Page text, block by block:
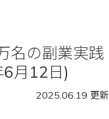
名の副業実践
月12日)
2025.06.19 更新